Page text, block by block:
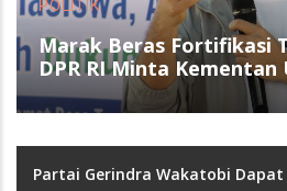
DAERAH
Angkatan 2010 Juara
VII Smansa Kulisusu
Partai Gerindra Wakatobi